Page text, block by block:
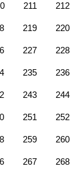
211 212
219 220
227 228
235 236
243 244
251 252
259 260
267 268